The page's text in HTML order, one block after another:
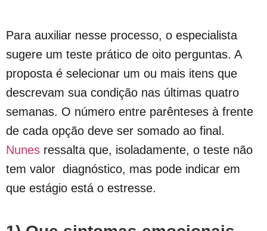
Para auxiliar nesse processo, o especialista
sugere um teste prático de oito perguntas. A
proposta é selecionar um ou mais itens que
descrevam sua condição nas últimas quatro
semanas. O número entre parênteses à frente
de cada opção deve ser somado ao final.
Nunes ressalta que, isoladamente, o teste não
tem valor diagnóstico, mas pode indicar em
que estágio está o estresse.